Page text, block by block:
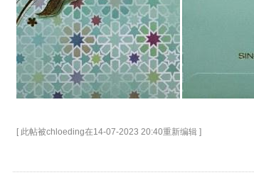
[ 此帖被chloeding在14-07-2023 20:40重新编辑 ]